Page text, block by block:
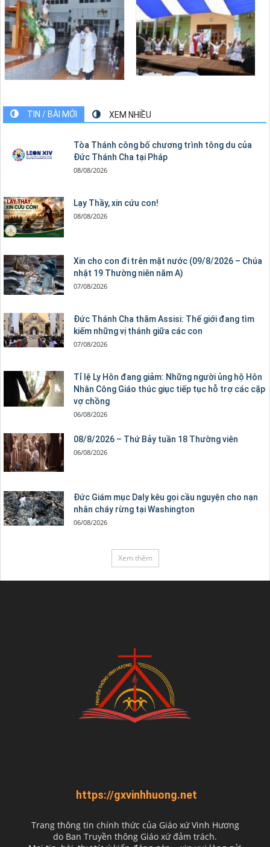
TIN / BÀI MỚI XEM NHIỀU
Tòa Thánh công bố chương trình tông du của
Đức Thánh Cha tại Pháp
08/08/2026
Lạy Thầy, xin cứu con!
08/08/2026
Xin cho con đi trên mặt nước (09/8/2026 – Chúa
nhật 19 Thường niên năm A)
07/08/2026
Đức Thánh Cha thăm Assisi: Thế giới đang tìm
kiếm những vị thánh giữa các con
07/08/2026
Tỉ lệ Ly Hôn đang giảm: Những người ủng hộ Hôn
Nhân Công Giáo thúc giục tiếp tục hỗ trợ các cặp
vợ chồng
06/08/2026
08/8/2026 – Thứ Bảy tuần 18 Thường viên
06/08/2026
Đức Giám mục Daly kêu gọi cầu nguyện cho nạn
nhân cháy rừng tại Washington
06/08/2026
Xem thêm
https://gxvinhhuong.net
Trang thông tin chính thức của Giáo xứ Vinh Hương
do Ban Truyền thông Giáo xứ đảm trách.